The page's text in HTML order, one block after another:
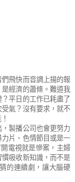
飛快而音調上揚的報
經濟的蕭條。難道我
平日的工作已耗盡了
氣？沒有要求，就不
製播公司也會更努力
片、色情節目或是一
電視就是慘案，主婦
吸收新知識，而不是
的連續劇，讓大腦硬